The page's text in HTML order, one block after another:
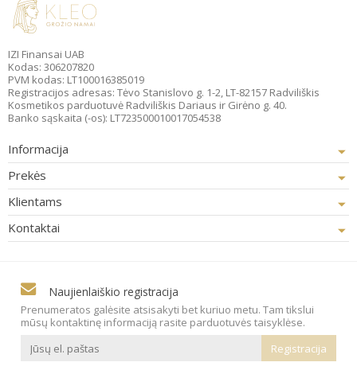
IZI Finansai UAB
Kodas: 306207820
PVM kodas: LT100016385019
Registracijos adresas: Tėvo Stanislovo g. 1-2, LT-82157 Radviliškis
Kosmetikos parduotuvė Radviliškis Dariaus ir Girėno g. 40.
Banko sąskaita (-os): LT723500010017054538
Informacija
Prekės
Klientams
Kontaktai
Naujienlaiškio registracija
Prenumeratos galėsite atsisakyti bet kuriuo metu. Tam tikslui
mūsų kontaktinę informaciją rasite parduotuvės taisyklėse.